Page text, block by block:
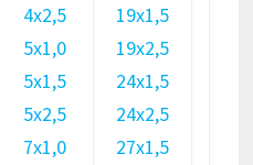
4х2,5
5х1,0
5х1,5
5х2,5
7х1,0
19х1,5
19х2,5
24х1,5
24х2,5
27х1,5